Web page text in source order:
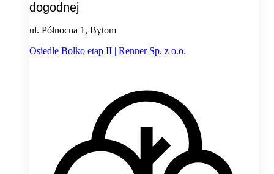
dogodnej
ul. Północna 1, Bytom
Osiedle Bolko etap II | Renner Sp. z o.o.